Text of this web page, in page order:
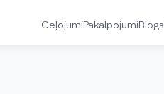
CeļojumiPakalpojumiBlogs